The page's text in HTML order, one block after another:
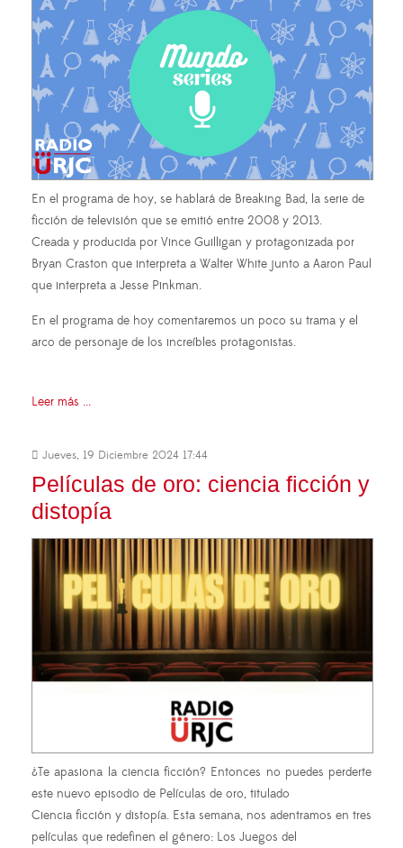
En el programa de hoy, se hablará de Breaking Bad, la serie de
ficción de televisión que se emitió entre 2008 y 2013.
Creada y producida por Vince Guilligan y protagonizada por
Bryan Craston que interpreta a Walter White junto a Aaron Paul
que interpreta a Jesse Pinkman.
En el programa de hoy comentaremos un poco su trama y el
arco de personaje de los increíbles protagonistas.
Leer más ...
Jueves, 19 Diciembre 2024 17:44
Películas de oro: ciencia ficción y
distopía
¿Te apasiona la ciencia ficción? Entonces no puedes perderte
este nuevo episodio de Películas de oro, titulado
Ciencia ficción y distopía. Esta semana, nos adentramos en tres
películas que redefinen el género: Los Juegos del